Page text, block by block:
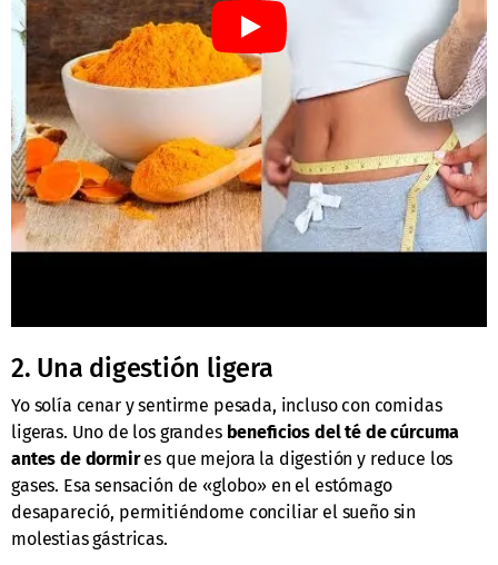
2. Una digestión ligera
Yo solía cenar y sentirme pesada, incluso con comidas
ligeras. Uno de los grandes beneficios del té de cúrcuma
antes de dormires que mejora la digestión y reduce los
gases. Esa sensación de «globo» en el estómago
desapareció, permitiéndome conciliar el sueño sin
molestias gástricas.